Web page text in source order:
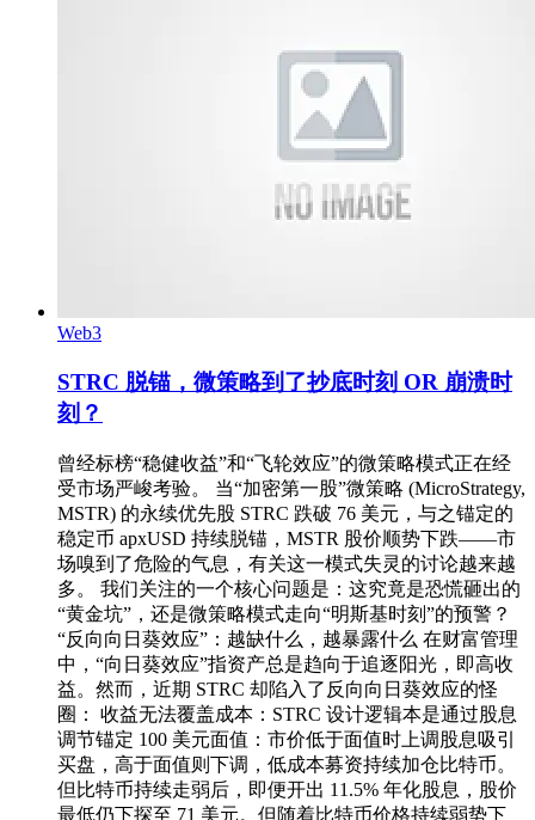
Web3
STRC 脱锚，微策略到了抄底时刻 OR 崩溃时
刻？
曾经标榜“稳健收益”和“飞轮效应”的微策略模式正在经
受市场严峻考验。 当“加密第一股”微策略 (MicroStrategy,
MSTR) 的永续优先股 STRC 跌破 76 美元，与之锚定的
稳定币 apxUSD 持续脱锚，MSTR 股价顺势下跌——市
场嗅到了危险的气息，有关这一模式失灵的讨论越来越
多。 我们关注的一个核心问题是：这究竟是恐慌砸出的
“黄金坑”，还是微策略模式走向“明斯基时刻”的预警？
“反向向日葵效应”：越缺什么，越暴露什么 在财富管理
中，“向日葵效应”指资产总是趋向于追逐阳光，即高收
益。然而，近期 STRC 却陷入了反向向日葵效应的怪
圈： 收益无法覆盖成本：STRC 设计逻辑本是通过股息
调节锚定 100 美元面值：市价低于面值时上调股息吸引
买盘，高于面值则下调，低成本募资持续加仓比特币。
但比特币持续走弱后，即便开出 11.5% 年化股息，股价
最低仍下探至 71 美元。但随着比特币价格持续弱势下